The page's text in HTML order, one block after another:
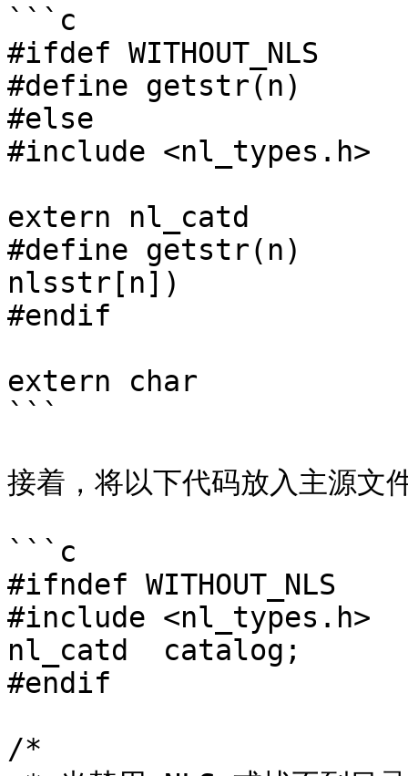
```c
#ifdef WITHOUT_NLS
#define getstr(n)	 nlsstr[n]
#else
#include <nl_types.h>
extern nl_catd		 catalog;
#define getstr(n)	 catgets(catalog, 1, n,
nlsstr[n])
#endif
extern char		*nlsstr[];
```
接着，将以下代码放入主源文
```c
#ifndef WITHOUT_NLS
#include <nl_types.h>
nl_catd	 catalog;
#endif
/*